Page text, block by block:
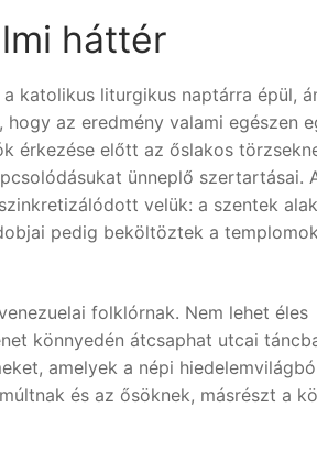
háttér
katolikus liturgikus naptárra épül,
az eredmény valami egészen
érkezése előtt az őslakos
ünneplő szertartásai.
velük: a szentek
pedig beköltöztek a templomok
folklórnak. Nem lehet éles
könnyedén átcsaphat utcai
amelyek a népi
és az ősöknek, másrészt a